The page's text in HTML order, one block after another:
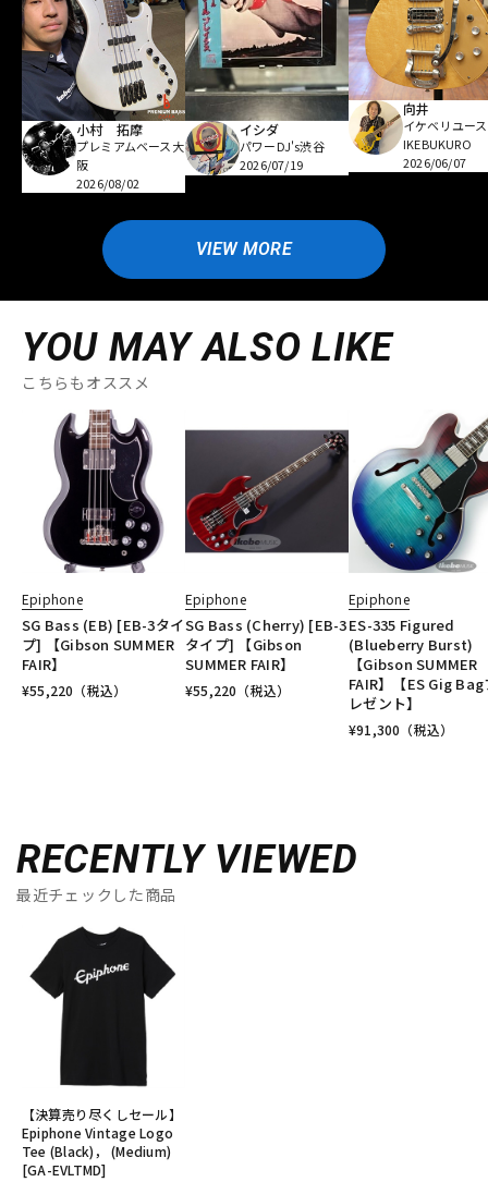
小村 拓摩
プレミアムベース大
阪
2026/08/02
イシダ
パワーDJ's渋谷
2026/07/19
向井
イケベリユース
IKEBUKURO
2026/06/07
VIEW MORE
YOU MAY ALSO LIKE
こちらもオススメ
Epiphone
SG Bass (EB) [EB-3タイ
プ] 【Gibson SUMMER
FAIR】
¥55,220 （税込）
Epiphone
SG Bass (Cherry) [EB-3
タイプ] 【Gibson
SUMMER FAIR】
¥55,220 （税込）
Epiphone
ES-335 Figured
(Blueberry Burst)
【Gibson SUMMER
FAIR】【ES Gig Bag
レゼント】
¥91,300 （税込）
RECENTLY VIEWED
最近チェックした商品
【決算売り尽くしセール】
Epiphone Vintage Logo
Tee (Black)， (Medium)
[GA-EVLTMD]